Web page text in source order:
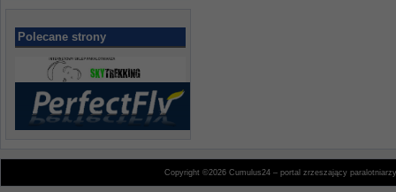
Polecane strony
Copyright ©2026 Cumulus24 – portal zrzeszający